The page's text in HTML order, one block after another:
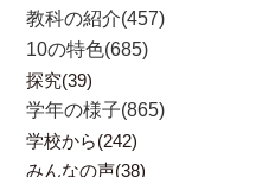
教科の紹介(457)
10の特色(685)
探究(39)
学年の様子(865)
学校から(242)
みんなの声(38)